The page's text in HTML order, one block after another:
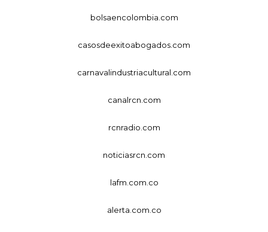
bolsaencolombia.com
casosdeexitoabogados.com
carnavalindustriacultural.com
canalrcn.com
rcnradio.com
noticiasrcn.com
lafm.com.co
alerta.com.co